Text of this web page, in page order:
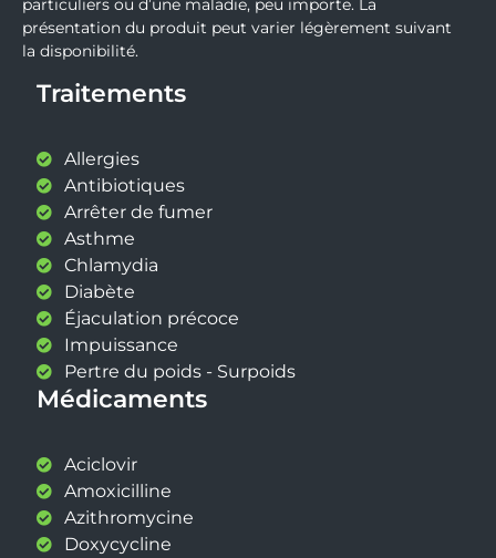
particuliers ou d’une maladie, peu importe. La
présentation du produit peut varier légèrement suivant
la disponibilité.
Traitements
Allergies
Antibiotiques
Arrêter de fumer
Asthme
Chlamydia
Diabète
Éjaculation précoce
Impuissance
Pertre du poids - Surpoids
Médicaments
Aciclovir
Amoxicilline
Azithromycine
Doxycycline